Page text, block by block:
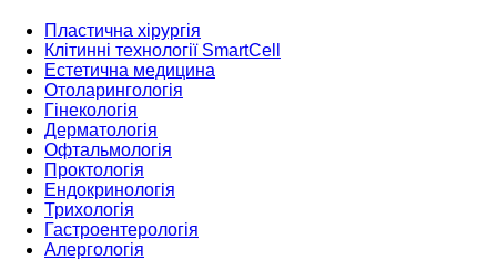
Пластична хірургія
Клітинні технології SmartCell
Естетична медицина
Отоларингологія
Гінекологія
Дерматологія
Офтальмологія
Проктологія
Ендокринологія
Трихологія
Гастроентерологія
Алергологія